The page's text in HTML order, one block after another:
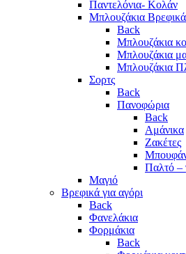
Παντελόνια- Κολάν
Μπλουζάκια Βρεφικά
Back
Μπλουζάκια
Μπλουζάκια
Μπλουζάκια
Σορτς
Back
Πανοφώρια
Back
Αμάνικα
Ζακέτες
Παλτό –
Μαγιό
Βρεφικά για αγόρι
Back
Φανελάκια
Φορμάκια
Back